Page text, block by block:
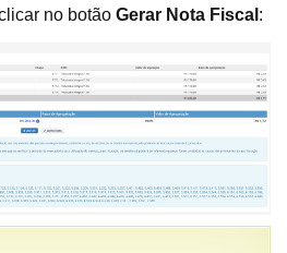
no botão Gerar Nota Fiscal :